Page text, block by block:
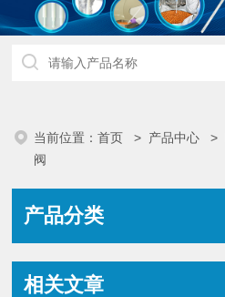
当前位置：首页 > 产品中心 >
阀
产品分类
相关文章